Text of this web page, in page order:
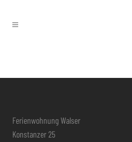
Ferienwohnung Walser
Konstanzer 25